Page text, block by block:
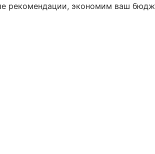
рекомендации, экономим ваш